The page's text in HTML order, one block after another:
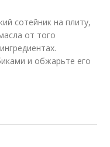
сотейник на плиту,
от того
и обжарьте его